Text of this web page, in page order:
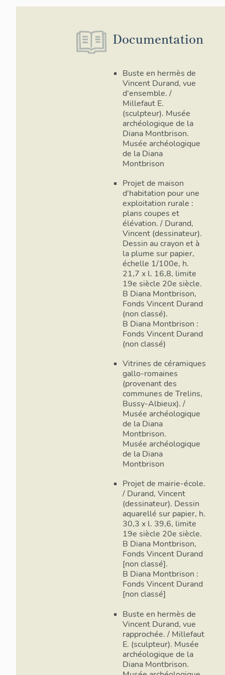
rythmé par
Plus haut,
villages
parfois un
moulins,
cultivé en
pain,
faciliter le
fermes
jusqu’à ce que cesse la fabrication du pain à la maison, vers la
Seconde
La petite
du Forez à
Lignon et
sur les
route
ferrée,
(fig. 06,
dessus de
Saint-
s’est
Le terroir
en
Hautes
drainée,
grandes
supplante
parties plus
plus
marquée
A la
XXe siècle,
et à
sol forézien
collines et
Documentation
Buste en hermès de
Vincent Durand, vue
d'ensemble. /
Millefaut E.
(sculpteur). Musée
archéologique de la
Diana Montbrison.
Musée archéologique
de la Diana
Montbrison
Projet de maison
d'habitation pour une
exploitation rurale :
plans coupes et
élévation. / Durand,
Vincent (dessinateur).
Dessin au crayon et à
la plume sur papier,
échelle 1/100e, h.
21,7 x l. 16,8, limite
19e siècle 20e siècle.
B Diana Montbrison,
Fonds Vincent Durand
(non classé).
B Diana Montbrison :
Fonds Vincent Durand
(non classé)
Vitrines de céramiques
gallo-romaines
(provenant des
communes de Trelins,
Bussy-Albieux). /
Musée archéologique
de la Diana
Montbrison.
Musée archéologique
de la Diana
Montbrison
Projet de mairie-école.
/ Durand, Vincent
(dessinateur). Dessin
aquarellé sur papier, h.
30,3 x l. 39,6, limite
19e siècle 20e siècle.
B Diana Montbrison,
Fonds Vincent Durand
[non classé].
B Diana Montbrison :
Fonds Vincent Durand
[non classé]
Buste en hermès de
Vincent Durand, vue
rapprochée. / Millefaut
E. (sculpteur). Musée
archéologique de la
Diana Montbrison.